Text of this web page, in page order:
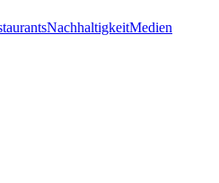
NachhaltigkeitMedien